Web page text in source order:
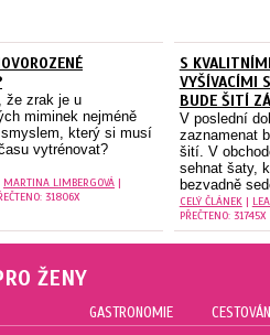
že zrak je u
miminek nejméně
který si musí
vytrénovat?
MARTINA LIMBERGOVÁ |
31806X
S
VYŠÍVACÍMI
BUDE ŠITÍ
V poslední
zaznamenat
šití. V
sehnat šaty,
bezvadně
CELÝ ČLÁNEK|
PŘEČTENO: 31745X
ŽENY
GASTRONOMIE